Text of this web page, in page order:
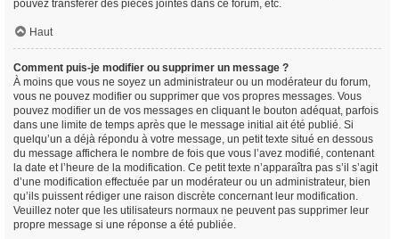
pouvez transférer des pièces jointes dans ce forum, etc.
Haut
Comment puis-je modifier ou supprimer un message ?
À moins que vous ne soyez un administrateur ou un modérateur du forum,
vous ne pouvez modifier ou supprimer que vos propres messages. Vous
pouvez modifier un de vos messages en cliquant le bouton adéquat, parfois
dans une limite de temps après que le message initial ait été publié. Si
quelqu’un a déjà répondu à votre message, un petit texte situé en dessous
du message affichera le nombre de fois que vous l’avez modifié, contenant
la date et l’heure de la modification. Ce petit texte n’apparaîtra pas s’il s’agit
d’une modification effectuée par un modérateur ou un administrateur, bien
qu’ils puissent rédiger une raison discrète concernant leur modification.
Veuillez noter que les utilisateurs normaux ne peuvent pas supprimer leur
propre message si une réponse a été publiée.